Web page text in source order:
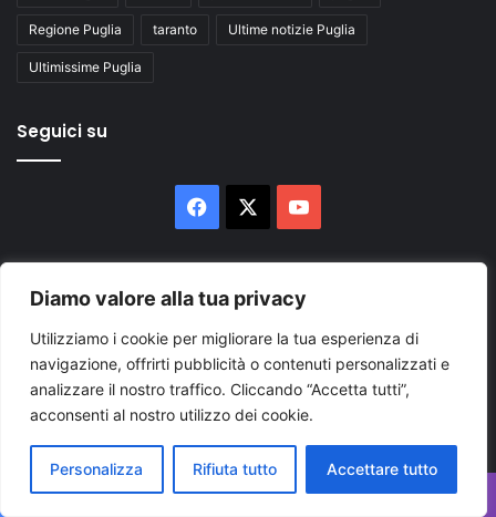
Diamo valore alla tua privacy
Utilizziamo i cookie per migliorare la tua esperienza di
navigazione, offrirti pubblicità o contenuti personalizzati e
analizzare il nostro traffico. Cliccando “Accetta tutti”,
acconsenti al nostro utilizzo dei cookie.
Personalizza Rifiuta tutto Accettare tutto
Regione Puglia taranto Ultime notizie Puglia
Ultimissime Puglia
Seguici su
Facebook
Inserisci